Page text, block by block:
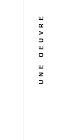
UNE OEUVRE